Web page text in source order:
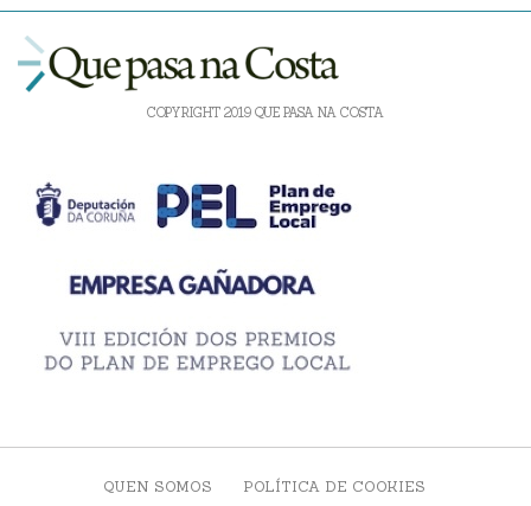
COPYRIGHT 2019 QUE PASA NA COSTA
QUEN SOMOS POLÍTICA DE COOKIES